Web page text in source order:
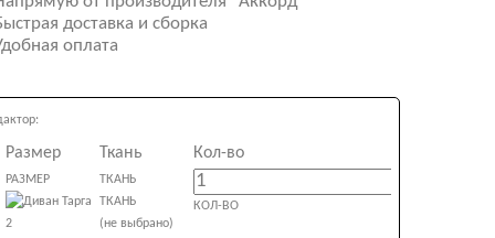
доставка и сборка
оплата
Размер
РАЗМЕР
Ткань
ТКАНЬ
ТКАНЬ
(не выбрано)
Кол-во
КОЛ-ВО